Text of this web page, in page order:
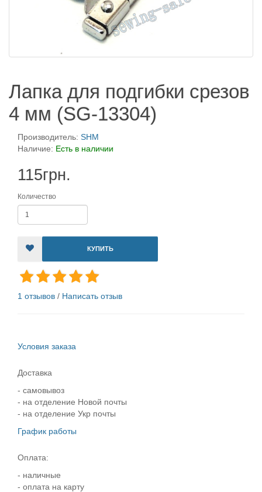
Лапка для подгибки срезов
4 мм (SG-13304)
Производитель: SHM
Наличие: Есть в наличии
115грн.
Количество
КУПИТЬ
1 отзывов / Написать отзыв
Условия заказа
Доставка
- самовывоз
- на отделение Новой почты
- на отделение Укр почты
График работы
Оплата:
- наличные
- оплата на карту